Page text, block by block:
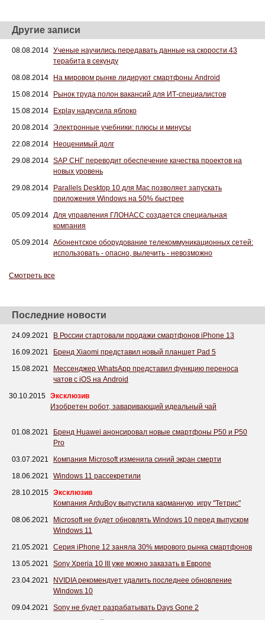
Другие записи
08.08.2014 Ученые научились передавать данные на скорости 43
терабита в секунду
08.08.2014
На мировом рынке лидируют смартфоны Android
15.08.2014
Рынок труда полон вакансий для ИТ-специалистов
15.08.2014
Explay надкусила яблоко
20.08.2014 Электронные учебники: плюсы и минусы
22.08.2014
Неоценимый долг
29.08.2014 SAP СНГ переводит обеспечение качества проектов на
новых уровень
29.08.2014
Parallels Desktop 10 для Mac позволяет запускать
приложения Windows на 50% быстрее
05.09.2014 Для управления ГЛОНАСС создается специальная
компания
05.09.2014 Абонентское оборудование телекоммуникационных сетей:
использовать - опасно, вылечить - невозможно
Смотреть все
Последние новости
24.09.2021
В России стартовали продажи смартфонов iPhone 13
16.09.2021
Бренд Xiaomi представил новый планшет Pad 5
15.08.2021
Мессенджер WhatsApp представил функцию переноса
чатов с iOS на Android
30.10.2015 Эксклюзив
Изобретен робот, заваривающий идеальный чай
01.08.2021
Бренд Huawei анонсировал новые смартфоны P50 и P50
Pro
03.07.2021
Компания Microsoft изменила синий экран смерти
18.06.2021
Windows 11 рассекретили
28.10.2015 Эксклюзив
Компания ArduBoy выпустила карманную игру "Тетрис"
08.06.2021
Microsoft не будет обновлять Windows 10 перед выпуском
Windows 11
21.05.2021
Серия iPhone 12 заняла 30% мирового рынка смартфонов
13.05.2021
Sony Xperia 10 III уже можно заказать в Европе
23.04.2021
NVIDIA рекомендует удалить последнее обновление
Windows 10
09.04.2021
Sony не будет разрабатывать Days Gone 2